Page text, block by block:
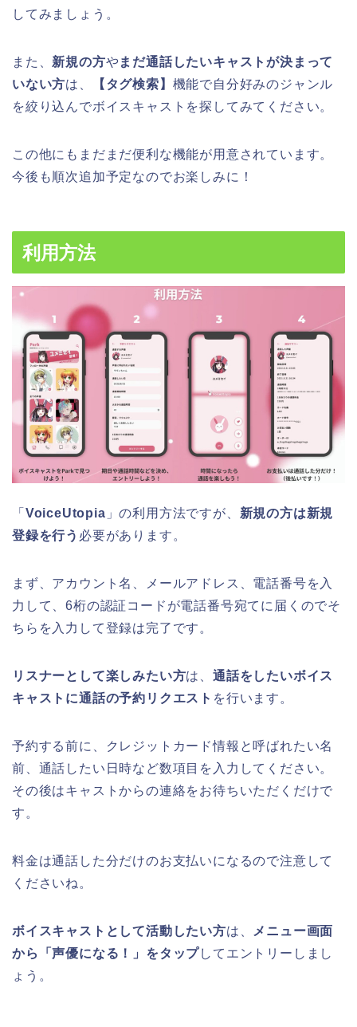
してみましょう。
また、 新規の方やまだ通話したいキャストが決まって
いない方は、 【タグ検索】 機能で自分好みのジャンル
を絞り込んでボイスキャストを探してみてください。
この他にもまだまだ便利な機能が用意されています。
今後も順次追加予定なのでお楽しみに！
利用方法
「 VoiceUtopia 」の利用方法ですが、 新規の方は新規
登録を行う 必要があります。
まず、アカウント名、メールアドレス、電話番号を入
力して、6桁の認証コードが電話番号宛てに届くのでそ
ちらを入力して登録は完了です。
リスナーとして楽しみたい方は、通話をしたいボイス
キャストに通話の予約リクエスト を行います。
予約する前に、クレジットカード情報と呼ばれたい名
前、通話したい日時など数項目を入力してください。
その後はキャストからの連絡をお待ちいただくだけで
す。
料金は通話した分だけのお支払いになるので注意して
くださいね。
ボイスキャストとして活動したい方は、
メニュー画面
から「声優になる！」をタップしてエントリーしまし
ょう。